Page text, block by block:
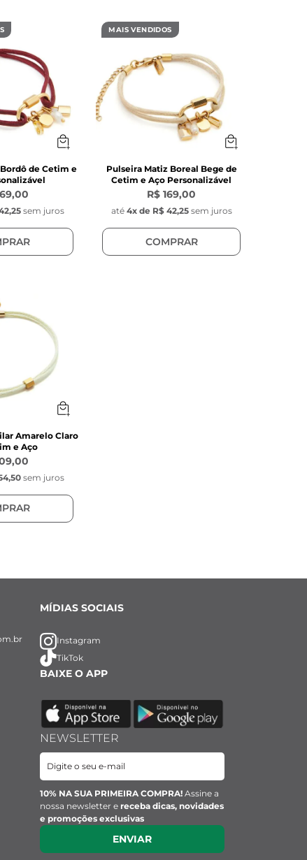
de Cetim e
sem juros
MAIS VENDIDOS
Pulseira Matiz Boreal Bege de
Cetim e Aço Personalizável
R$ 169,00
até 4x de R$ 42,25 sem juros
COMPRAR
Amarelo Claro
e Aço
sem juros
MÍDIAS SOCIAIS
Instagram
TikTok
BAIXE O APP
NEWSLETTER
10% NA SUA PRIMEIRA COMPRA! Assine a
nossa newsletter e receba dicas, novidades
e promoções exclusivas
ENVIAR